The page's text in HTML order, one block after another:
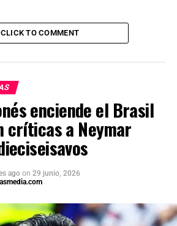
CLICK TO COMMENT
enciende el Brasil
críticas a Neymar
ago on 29 junio, 2026